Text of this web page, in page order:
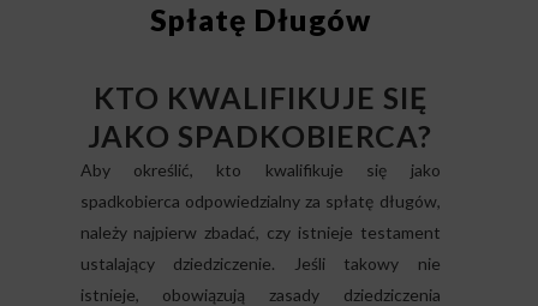
Spłatę Długów
KTO KWALIFIKUJE SIĘ
JAKO SPADKOBIERCA?
Aby określić, kto kwalifikuje się jako
spadkobierca odpowiedzialny za spłatę długów,
należy najpierw zbadać, czy istnieje testament
ustalający dziedziczenie. Jeśli takowy nie
istnieje, obowiązują zasady dziedziczenia